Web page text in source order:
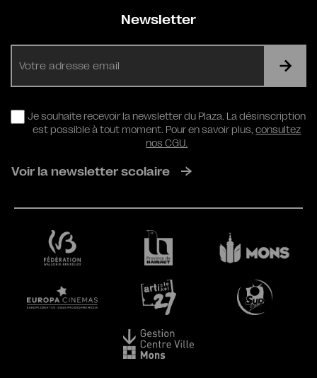
Newsletter
RGPD
Je souhaite recevoir la newsletter du Plaza. La désinscription
est possible à tout moment. Pour en savoir plus,consultez
nos CGU.
Voir la newsletter scolaire